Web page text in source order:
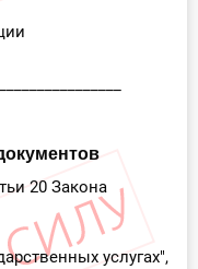
20 Закона
услугах",